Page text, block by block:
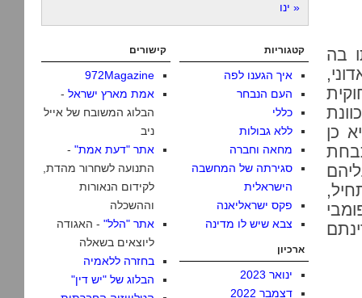
בה
כן
עליהם
« ינו
קטגוריות
איך הגענו לפה
העם הנבחר
כללי
ללא גבולות
מחאה וחברה
סגירתה של המחשבה
הישראלית
פקס ישראליאנה
צבא שיש לו מדינה
ארכיון
ינואר 2023
דצמבר 2022
קישורים
972Magazine
אמת מארץ ישראל -
הבלוג המשובח של אייל
ניב
אתר "דעת אמת" -
התנועה לשחרור מהדת,
לקידום הנאורות
וההשכלה
אתר "הלל" - האגודה
ליוצאים בשאלה
בחזרה ללאמיה
הבלוג של "יש דין"